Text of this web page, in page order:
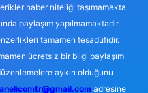
haber niteliği taşımamakta
paylaşım yapılmamaktadır.
tamamen tesadüfidir.
ücretsiz bir bilgi paylaşım
aykırı olduğunu
adresine